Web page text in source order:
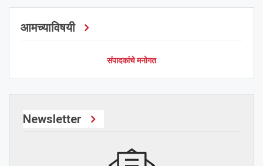
आमच्याविषयी
संपादकांचे मनोगत
Newsletter